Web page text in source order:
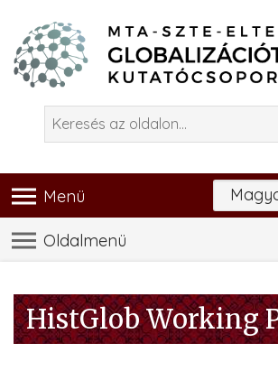
Menü
Oldalmenü
HistGlob Working